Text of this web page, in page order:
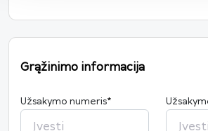
Grąžinimo informacija
Užsakymo numeris*